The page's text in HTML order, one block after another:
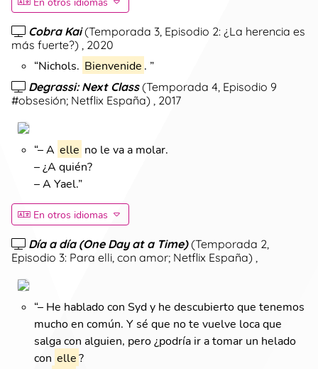
Cobra Kai(Temporada 3, Episodio 2: ¿La herencia es
más fuerte?)
, 2020
“Nichols. Bienvenide . ”
Degrassi: Next Class(Temporada 4, Episodio 9
#obsesión; Netflix España) , 2017
“– A elle no le va a molar.
– ¿A quién?
– A Yael.”
En otros idiomas
Día a día (One Day at a Time)(Temporada 2,
Episodio 3: Para elli, con amor; Netflix España)
“– He hablado con Syd y he descubierto que tenemos
mucho en común. Y sé que no te vuelve loca que
salga con alguien, pero ¿podría ir a tomar un helado
con elle ?